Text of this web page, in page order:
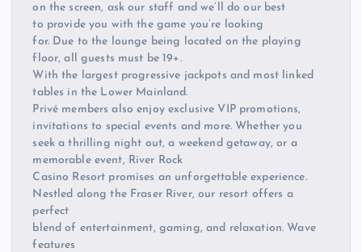
on the screen, ask our staff and we’ll do our best
to provide you with the game you’re looking
for. Due to the lounge being located on the playing
floor, all guests must be 19+.
With the largest progressive jackpots and most linked
tables in the Lower Mainland.
Privé members also enjoy exclusive VIP promotions,
invitations to special events and more. Whether you
seek a thrilling night out, a weekend getaway, or a
memorable event, River Rock
Casino Resort promises an unforgettable experience.
Nestled along the Fraser River, our resort offers a
perfect
blend of entertainment, gaming, and relaxation. Wave
features